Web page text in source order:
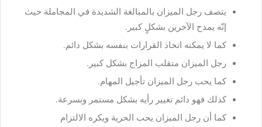
يتصف رجل الميزان بالمبالغة الشديدة في المجاملة حيث
إنّه يمدح الآخرين بشكلٍ كبير.
كما لا يمكنه اتخاذ القرارات بنفسه بشكل دائم.
رجل الميزان متقلب المزاج بشكل كبير.
كما يحب رجل الميزان تأجيل المهام.
كذلك فهو دائم تغيير رأيه بشكل مستمر وبسرعة.
كما أن رجل الميزان يحب الحرية ويكره الالتزام